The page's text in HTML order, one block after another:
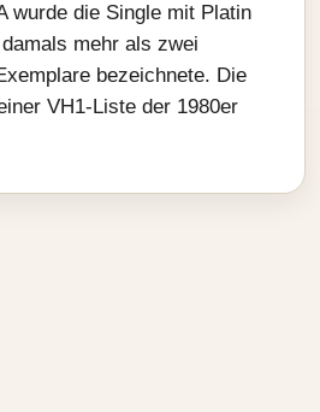
wurde die Single mit Platin
mehr als zwei
bezeichnete. Die
VH1‑Liste der 1980er